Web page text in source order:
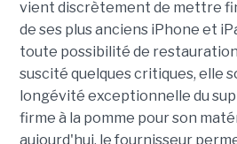
vient discrètement de mettre
de ses plus anciens iPhone et
toute possibilité de
suscité quelques critiques, elle
longévité exceptionnelle du
firme à la pomme pour son
aujourd'hui, le fournisseur